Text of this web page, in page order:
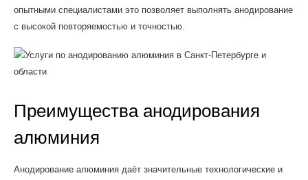
опытными специалистами это позволяет выполнять анодирование
с высокой повторяемостью и точностью.
Преимущества анодирования
алюминия
Анодирование алюминия даёт значительные технологические и